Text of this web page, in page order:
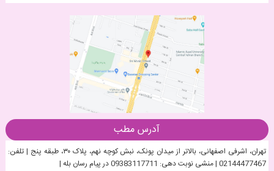
آدرس مطب
تهران، اشرفی اصفهانی، بالاتر از میدان پونک، نبش کوچه نهم، پلاک ۳۰، طبقه پنج | تلفن:
02144477467 | منشی نوبت دهی: 09383117711 در پیام رسان بله |